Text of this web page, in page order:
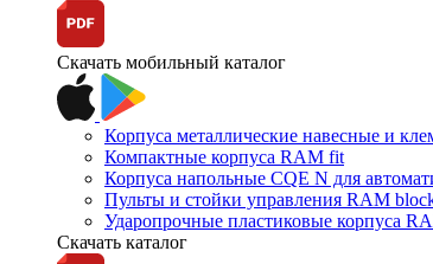
Скачать мобильный каталог
Корпуса металлические навесные и
Компактные корпуса RAM fit
Корпуса напольные CQE N для
Пульты и стойки управления RAM
Ударопрочные пластиковые корпуса
Скачать каталог